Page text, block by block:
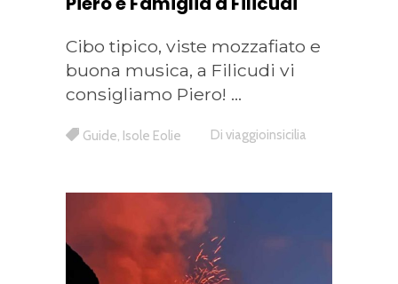
Cibo tipico, viste mozzafiato e
buona musica, a Filicudi vi
consigliamo Piero!
Guide, Isole Eolie Di viaggioinsicilia